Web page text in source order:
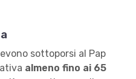
sottoporsi al Pap
almeno fino ai 65